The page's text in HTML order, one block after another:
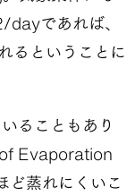
であれば、
るということに
ることもあり
Evaporation
ど蒸れにくいこ